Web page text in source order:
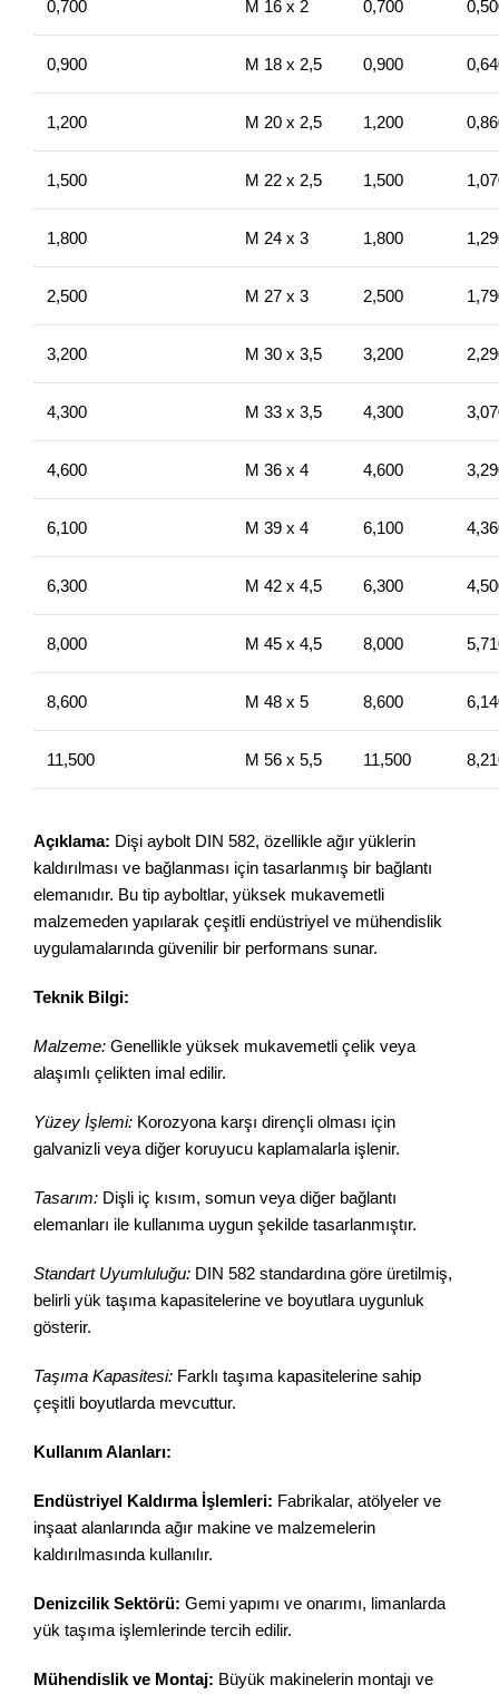
0,700 M 16 x 2 0,700
0,900 M 18 x 2,5 0,900
1,200 M 20 x 2,5 1,200
1,500 M 22 x 2,5 1,500
1,800 M 24 x 3 1,800
2,500 M 27 x 3 2,500
3,200 M 30 x 3,5 3,200
4,300 M 33 x 3,5 4,300
4,600 M 36 x 4 4,600
6,100 M 39 x 4 6,100
6,300 M 42 x 4,5 6,300
8,000 M 45 x 4,5 8,000
8,600 M 48 x 5 8,600
11,500 M 56 x 5,5 11,500
Açıklama: Dişi aybolt DIN 582, özellikle ağır yüklerin
kaldırılması ve bağlanması için tasarlanmış bir bağlantı
elemanıdır. Bu tip ayboltlar, yüksek mukavemetli
malzemeden yapılarak çeşitli endüstriyel ve mühendislik
uygulamalarında güvenilir bir performans sunar.
Teknik Bilgi:
Malzeme: Genellikle yüksek mukavemetli çelik veya
alaşımlı çelikten imal edilir.
Yüzey İşlemi: Korozyona karşı dirençli olması için
galvanizli veya diğer koruyucu kaplamalarla işlenir.
Tasarım: Dişli iç kısım, somun veya diğer bağlantı
elemanları ile kullanıma uygun şekilde tasarlanmıştır.
Standart Uyumluluğu: DIN 582 standardına göre üretilmiş,
belirli yük taşıma kapasitelerine ve boyutlara uygunluk
gösterir.
Taşıma Kapasitesi: Farklı taşıma kapasitelerine sahip
çeşitli boyutlarda mevcuttur.
Kullanım Alanları:
Endüstriyel Kaldırma İşlemleri: Fabrikalar, atölyeler ve
inşaat alanlarında ağır makine ve malzemelerin
kaldırılmasında kullanılır.
Denizcilik Sektörü: Gemi yapımı ve onarımı, limanlarda
yük taşıma işlemlerinde tercih edilir.
Mühendislik ve Montaj: Büyük makinelerin montajı ve